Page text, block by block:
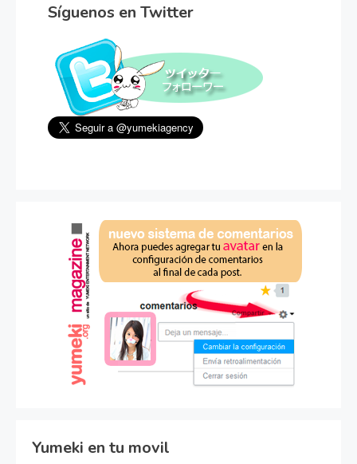
Síguenos en Twitter
Yumeki en tu movil